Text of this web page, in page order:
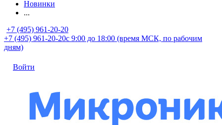
Новинки
...
+7 (495) 961-20-20
+7 (495) 961-20-20с 9:00 до 18:00 (время МСК, по рабочим
дням)
Войти